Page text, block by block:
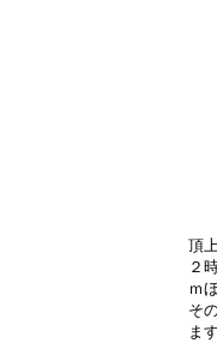
頂
２
ｍ
そ
ま